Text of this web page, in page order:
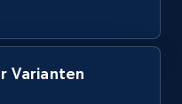
Currency, Initial
and more.
Varianten